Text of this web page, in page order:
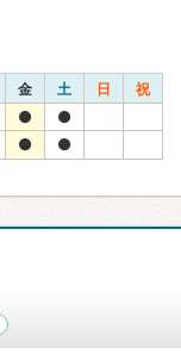
金 土 日 祝